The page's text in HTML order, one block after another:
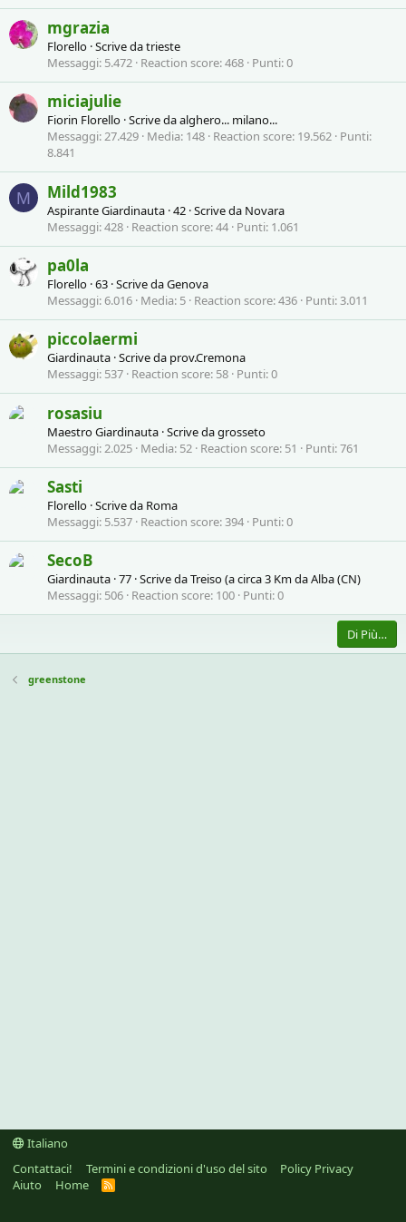
mgrazia
Florello ·Scrive datrieste
Messaggi 5.472 Reaction score 468 Punti 0
miciajulie
Fiorin Florello ·Scrive daalghero... milano...
Messaggi 27.429 Media 148 Reaction score 19.562 Punti
8.841
M Mild1983
Aspirante Giardinauta ·42 ·Scrive da Novara
Messaggi 428 Reaction score 44 Punti 1.061
pa0la
Florello ·63 ·Scrive daGenova
Messaggi 6.016 Media 5 Reaction score 436 Punti 3.011
piccolaermi
Giardinauta ·Scrive da prov.Cremona
Messaggi 537 Reaction score 58 Punti 0
rosasiu
Maestro Giardinauta ·Scrive dagrosseto
Messaggi 2.025 Media 52 Reaction score 51 Punti 761
Sasti
Florello ·Scrive da Roma
Messaggi 5.537 Reaction score 394 Punti 0
SecoB
Giardinauta ·77 ·Scrive daTreiso (a circa 3 Km da Alba (CN)
Messaggi 506 Reaction score 100 Punti 0
Di Più…
greenstone
Italiano
Contattaci!
Termini e condizioni d'uso del sito
Policy Privacy
Aiuto
Home
R